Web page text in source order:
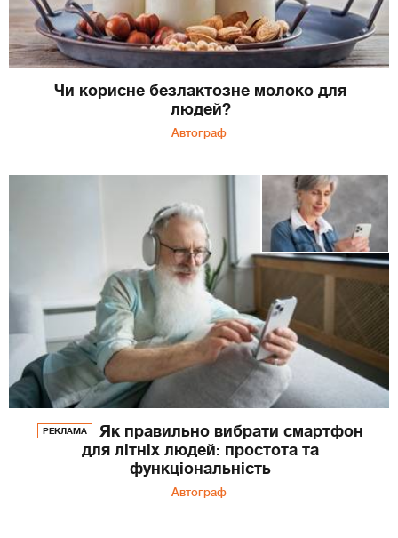
Чи корисне безлактозне молоко для
людей?
Автограф
РЕКЛАМА
Як правильно вибрати смартфон
для літніх людей: простота та
функціональність
Автограф